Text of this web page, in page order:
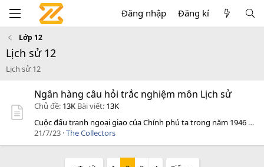
Đăng nhập Đăng kí
Lớp 12
Lịch sử 12
Lịch sử 12
Ngân hàng câu hỏi trắc nghiệm môn Lịch sử
Chủ đề 13K Bài viết 13K
Cuộc đấu tranh ngoại giao của Chính phủ ta trong năm 1946 có tác...
21/7/23 The Collectors